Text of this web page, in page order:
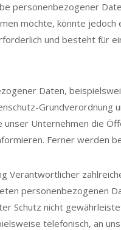
personenbezogener
möchte, könnte
und besteht für
Daten,
unser Unternehmen die
Ferner werden
Verantwortlicher
personenbezogenen
Schutz nicht
telefonisch, an